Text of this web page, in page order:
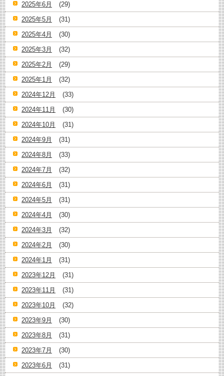
2025年6月
(29)
2025年5月
(31)
2025年4月
(30)
2025年3月
(32)
2025年2月
(29)
2025年1月
(32)
2024年12月
(33)
2024年11月
(30)
2024年10月
(31)
2024年9月
(31)
2024年8月
(33)
2024年7月
(32)
2024年6月
(31)
2024年5月
(31)
2024年4月
(30)
2024年3月
(32)
2024年2月
(30)
2024年1月
(31)
2023年12月
(31)
2023年11月
(31)
2023年10月
(32)
2023年9月
(30)
2023年8月
(31)
2023年7月
(30)
2023年6月
(31)